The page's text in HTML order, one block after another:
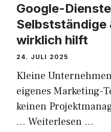
Google-
Selbstständige
wirklich hilft
24. JULI 2025
Kleine
eigenes Marketing-
keinen
… Weiterlesen …